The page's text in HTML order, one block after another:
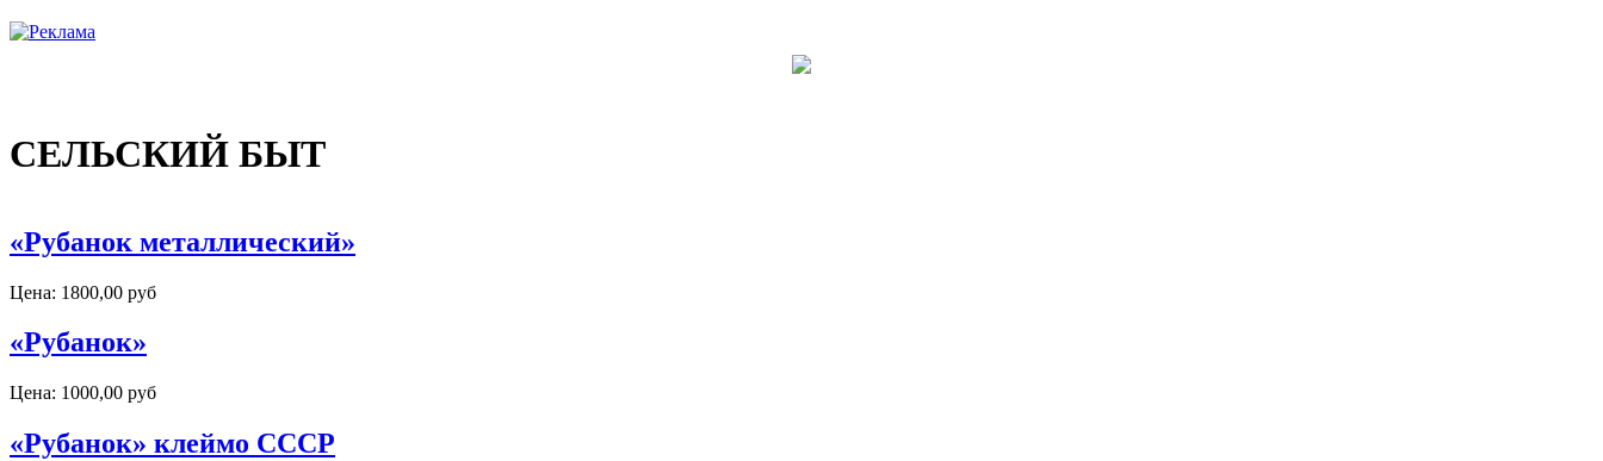
СЕЛЬСКИЙ БЫТ
«Рубанок металлический»
Цена: 1800,00 руб
«Рубанок»
Цена: 1000,00 руб
«Рубанок» клеймо СССР